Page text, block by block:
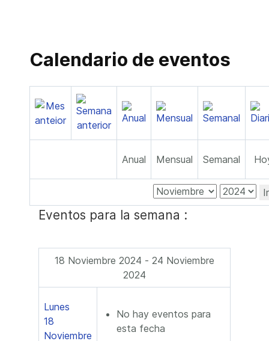
Calendario de eventos
Anual Mensual Semanal
Eventos para la semana :
18 Noviembre 2024 - 24 Noviembre
2024
Lunes
18
Noviembre
No hay eventos para
esta fecha